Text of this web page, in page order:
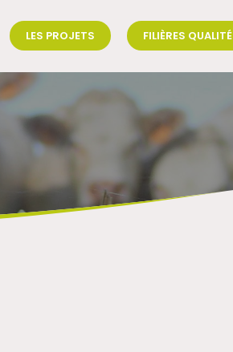
LES PROJETS FILIÈRES QUALITÉ